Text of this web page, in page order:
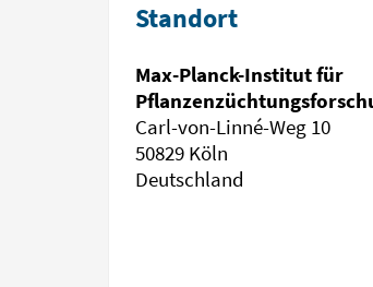
Standort
Max-Planck-Institut für
Carl-von-Linné-Weg 10
50829 Köln
Deutschland